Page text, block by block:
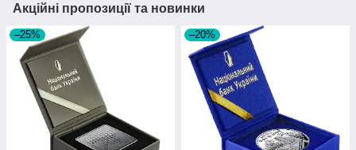
Акційні пропозиції та новинки
–25% –20%